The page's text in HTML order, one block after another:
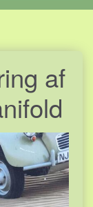
af